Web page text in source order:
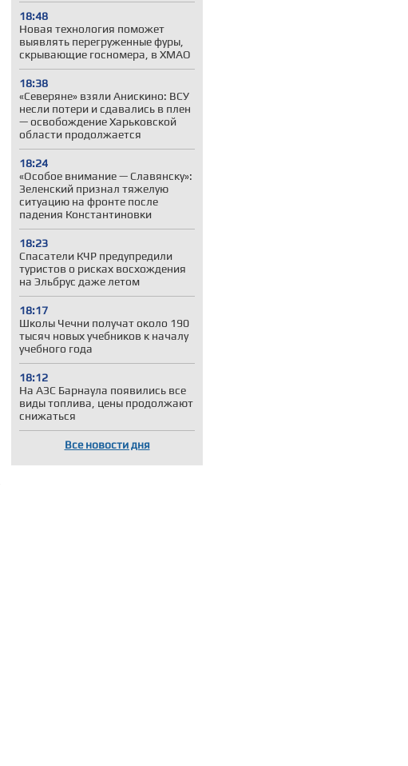
18:48
Новая технология поможет
выявлять перегруженные фуры,
скрывающие госномера, в ХМАО
18:38
«Северяне» взяли Анискино: ВСУ
несли потери и сдавались в плен
— освобождение Харьковской
области продолжается
18:24
«Особое внимание — Славянску»:
Зеленский признал тяжелую
ситуацию на фронте после
падения Константиновки
18:23
Спасатели КЧР предупредили
туристов о рисках восхождения
на Эльбрус даже летом
18:17
Школы Чечни получат около 190
тысяч новых учебников к началу
учебного года
18:12
На АЗС Барнаула появились все
виды топлива, цены продолжают
снижаться
Все новости дня